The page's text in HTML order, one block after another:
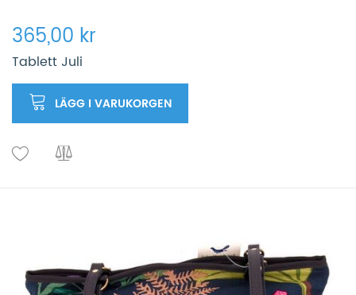
365,00 kr
Tablett Juli
LÄGG I VARUKORGEN